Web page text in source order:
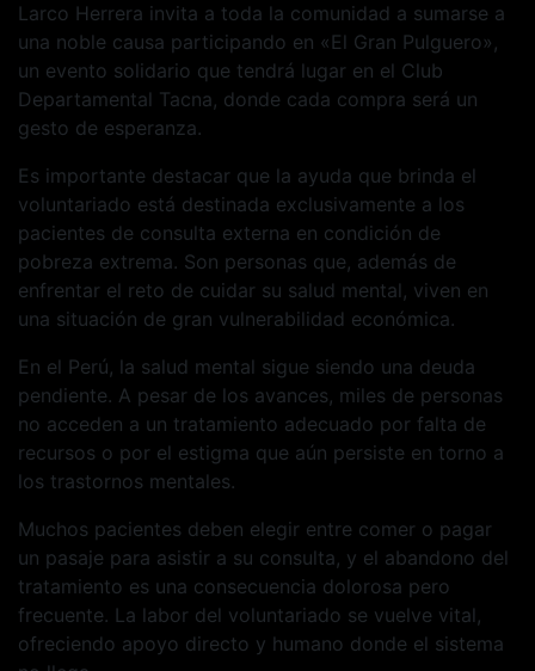
Larco Herrera invita a toda la comunidad a sumarse a
una noble causa participando en «El Gran Pulguero»,
un evento solidario que tendrá lugar en el Club
Departamental Tacna, donde cada compra será un
gesto de esperanza.
Es importante destacar que la ayuda que brinda el
voluntariado está destinada exclusivamente a los
pacientes de consulta externa en condición de
pobreza extrema. Son personas que, además de
enfrentar el reto de cuidar su salud mental, viven en
una situación de gran vulnerabilidad económica.
En el Perú, la salud mental sigue siendo una deuda
pendiente. A pesar de los avances, miles de personas
no acceden a un tratamiento adecuado por falta de
recursos o por el estigma que aún persiste en torno a
los trastornos mentales.
Muchos pacientes deben elegir entre comer o pagar
un pasaje para asistir a su consulta, y el abandono del
tratamiento es una consecuencia dolorosa pero
frecuente. La labor del voluntariado se vuelve vital,
ofreciendo apoyo directo y humano donde el sistema